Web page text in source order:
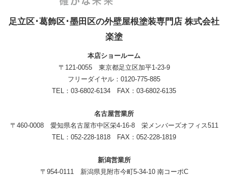
足立区･葛飾区･墨田区の外壁屋根塗装専門店 株式会社
楽塗
本店ショールーム
〒121-0055 東京都足立区加平1-23-9
フリーダイヤル：0120-775-885
TEL：03-6802-6134 FAX：03-6802-6135
名古屋営業所
〒460-0008 愛知県名古屋市中区栄4-16-8 栄メンバーズオフィス511
TEL：052-228-1818 FAX：052-228-1819
新潟営業所
〒954-0111 新潟県見附市今町5-34-10 南コーポC